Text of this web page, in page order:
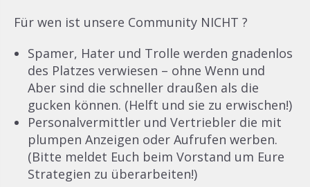
Für wen ist unsere Community NICHT ?
Spamer, Hater und Trolle werden gnadenlos
des Platzes verwiesen – ohne Wenn und
Aber sind die schneller draußen als die
gucken können. (Helft und sie zu erwischen!)
Personalvermittler und Vertriebler die mit
plumpen Anzeigen oder Aufrufen werben.
(Bitte meldet Euch beim Vorstand um Eure
Strategien zu überarbeiten!)